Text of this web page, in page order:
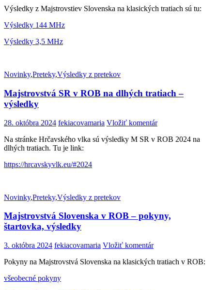
Výsledky z Majstrovstiev Slovenska na klasických tratiach sú tu:
Výsledky 144 MHz
Výsledky 3,5 MHz
Novinky,Preteky,Výsledky z pretekov
Majstrovstvá SR v ROB na dlhých tratiach –
výsledky
28. októbra 2024 fekiacovamaria Vložiť komentár
Na stránke Hrčavského vlka sú výsledky M SR v ROB 2024 na
dlhých tratiach. Tu je link:
https://hrcavskyvlk.eu/#2024
Novinky,Preteky,Výsledky z pretekov
Majstrovstvá Slovenska v ROB – pokyny,
štartovka, výsledky
3. októbra 2024 fekiacovamaria Vložiť komentár
Pokyny na Majstrovstvá Slovenska na klasických tratiach v ROB:
všeobecné pokyny